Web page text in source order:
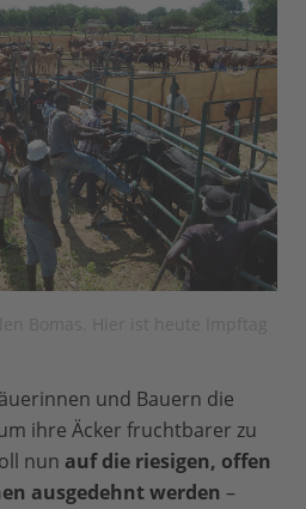
und Bauern die
ihre Äcker fruchtbarer zu
nun auf die riesigen, offen
ausgedehnt werden –